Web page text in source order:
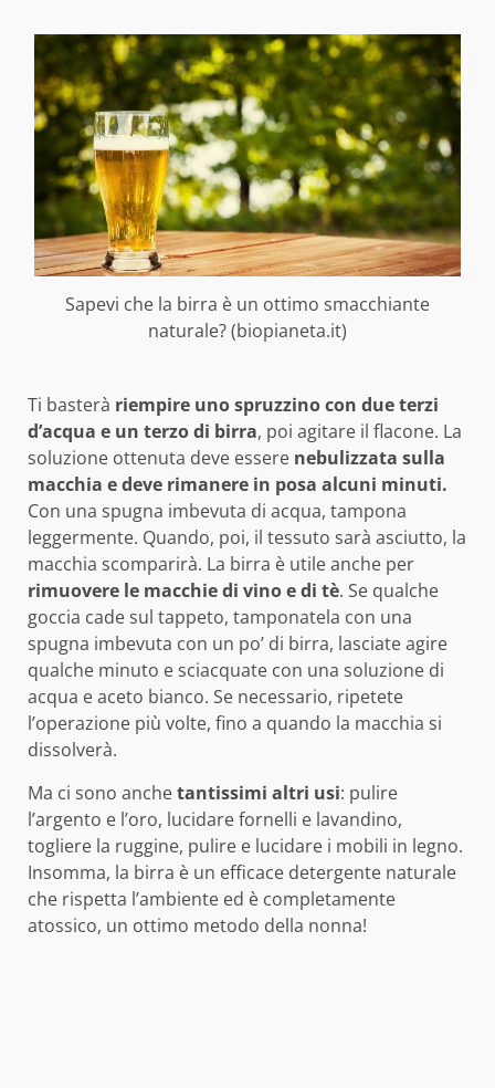
Sapevi che la birra è un ottimo smacchiante
naturale? (biopianeta.it)
Ti basterà riempire uno spruzzino con due terzi
d’acqua e un terzo di birra, poi agitare il flacone. La
soluzione ottenuta deve essere nebulizzata sulla
macchia e deve rimanere in posa alcuni minuti.
Con una spugna imbevuta di acqua, tampona
leggermente. Quando, poi, il tessuto sarà asciutto, la
macchia scomparirà. La birra è utile anche per
rimuovere le macchie di vino e di tè. Se qualche
goccia cade sul tappeto, tamponatela con una
spugna imbevuta con un po’ di birra, lasciate agire
qualche minuto e sciacquate con una soluzione di
acqua e aceto bianco. Se necessario, ripetete
l’operazione più volte, fino a quando la macchia si
dissolverà.
Ma ci sono anchetantissimi altri usi: pulire
l’argento e l’oro, lucidare fornelli e lavandino,
togliere la ruggine, pulire e lucidare i mobili in legno.
Insomma, la birra è un efficace detergente naturale
che rispetta l’ambiente ed è completamente
atossico, un ottimo metodo della nonna!